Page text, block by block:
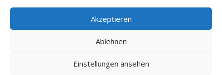
Akzeptieren
Ablehnen
Einstellungen ansehen
entspanntes
Monteurzimmer –
Paul ist überzeugt.
Copyright 2025/26 - Wohnung mieten |